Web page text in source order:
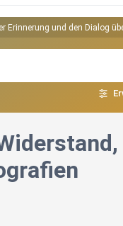
Erinnerung und den Dialog